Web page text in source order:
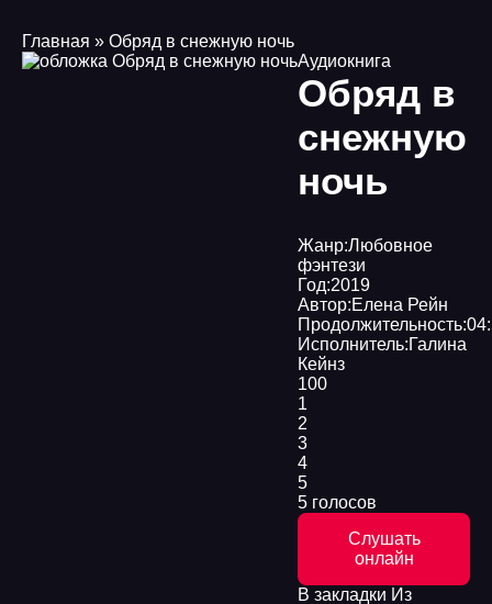
Главная » Обряд в снежную ночь
Аудиокнига
Обряд в
снежную
ночь
Жанр:Любовное
фэнтези
Год:2019
Автор:Елена Рейн
Продолжительность:
Исполнитель:Галина
Кейнз
100
1
2
3
4
5
5 голосов
Слушать
онлайн
В закладки Из